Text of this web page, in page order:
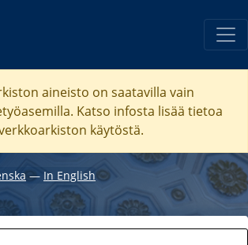
aineisto on saatavilla vain
Katso infosta lisää tietoa
käytöstä.
― In English